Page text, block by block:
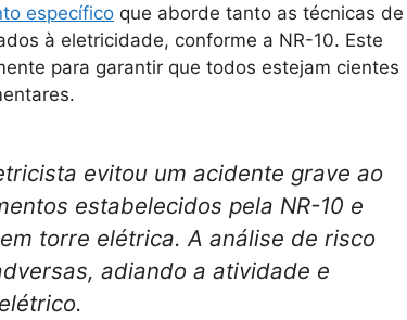
específico que aborde tanto as técnicas de
à eletricidade, conforme a NR-10. Este
para garantir que todos estejam cientes
evitou um acidente grave ao
estabelecidos pela NR-10 e
torre elétrica. A análise de risco
adiando a atividade e